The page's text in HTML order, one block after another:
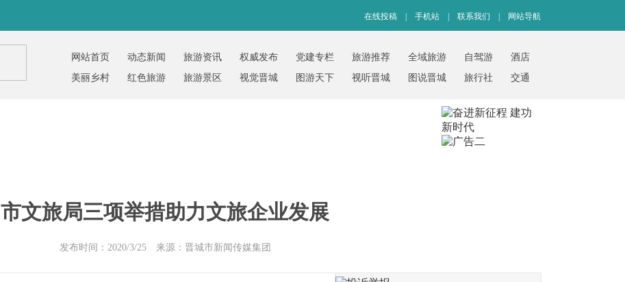
在线投稿 手机站 联系我们 网站导航
网站首页 动态新闻 旅游资讯 权威发布 党建专栏 旅游推荐 全域旅游 自驾游
酒店
美丽乡村
红色旅游 旅游景区 视觉晋城 图游天下 视听晋城 图说晋城 旅行社 交通
市文旅局三项举措助力文旅企业发展
发布时间：2020/3/25 来源：晋城市新闻传媒集团